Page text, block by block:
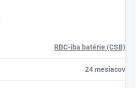
RBC-iba batérie (CSB)
24 mesiacov